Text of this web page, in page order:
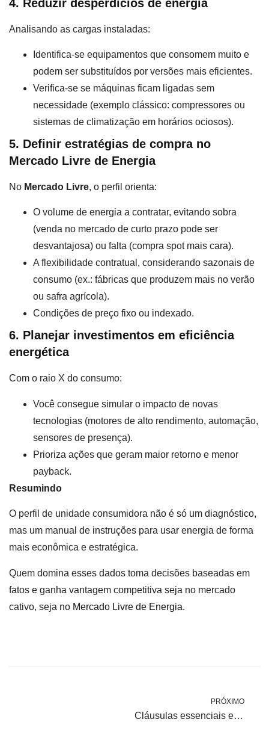
4. Reduzir desperdícios de energia
Analisando as cargas instaladas:
Identifica-se equipamentos que consomem muito e
podem ser substituídos por versões mais eficientes.
Verifica-se se máquinas ficam ligadas sem
necessidade (exemplo clássico: compressores ou
sistemas de climatização em horários ociosos).
5. Definir estratégias de compra no
Mercado Livre de Energia
No Mercado Livre, o perfil orienta:
O volume de energia a contratar, evitando sobra
(venda no mercado de curto prazo pode ser
desvantajosa) ou falta (compra spot mais cara).
A flexibilidade contratual, considerando sazonais de
consumo (ex.: fábricas que produzem mais no verão
ou safra agrícola).
Condições de preço fixo ou indexado.
6. Planejar investimentos em eficiência
energética
Com o raio X do consumo:
Você consegue simular o impacto de novas
tecnologias (motores de alto rendimento, automação,
sensores de presença).
Prioriza ações que geram maior retorno e menor
payback.
Resumindo
O perfil de unidade consumidora não é só um diagnóstico,
mas um manual de instruções para usar energia de forma
mais econômica e estratégica.
Quem domina esses dados toma decisões baseadas em
fatos e ganha vantagem competitiva seja no mercado
cativo, seja no Mercado Livre de Energia.
PRÓXIMO
Cláusulas essenciais em contratos de energia no ACL